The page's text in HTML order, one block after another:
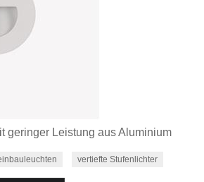
geringer Leistung aus Aluminium
vertiefte Stufenlichter